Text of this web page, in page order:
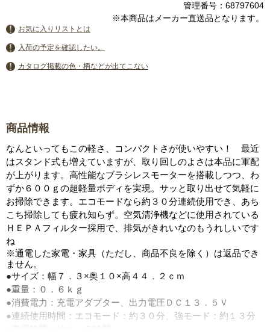
管理番号：68797604
※本商品はメーカー直送品となります。
お気に入りリストとは
入荷の予定を確認したい。
カタログ掲載の色・柄などが出てこない
商品情報
なんといってもこの軽さ、コンパクトさが使いやすい！ 最近
はスタンド式も増えていますが、取り回しのよさは本品に軍配
が上がります。高性能なブラシレスモーターを搭載しつつ、わ
ずか６００ｇの超軽量ボディを実現。サッと取り出せて気軽に
お掃除できます。エコモードなら約３０分連続使用でき、あち
こち掃除しても疲れ知らず。空気清浄機などに使用されている
ＨＥＰＡフィルター採用で、排気がきれいなのもうれしいです
ね
※通電した家電・家具（ただし、商品不良を除く）は返品でき
ません。
●サイズ：幅７．３×奥１０×高４４．２ｃｍ
●重量：０．６ｋｇ
●消費電力：充電アダプター、出力電圧ＤＣ１３．５Ｖ
●連続使用時間：エコモード：約３０分、強モード：約１３分